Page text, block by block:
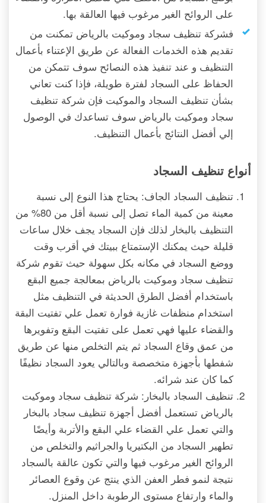
على الروائح الغير مرغوب فيها العالقة بها.
فشركة تنظيف سجاد وموكيت بالرياض تمكنت من
تقديم هذه الخدمات الفعالة عن طريق الإعتناء بأعمال
التنظيف و عند تنفيذ هذه النصائح سوف تتمكن من
الحفاظ على السجاد لفترة طويلة، فإذا كنت تعاني
بشأن تنظيف السجاد والموكيت فإن شركة تنظيف
سجاد وموكيت بالرياض سوف تساعدك في الوصول
إلي أفضل النتائج بأعمال التنظيف.
أنواع تنظيف السجاد
تنظيف السجاد الجاف: يحتاج هذا النوع إلى نسبة
معينة من كمية الماء تصل إلى نسبة أقل من 80% من
التنظيف بالبخار لذلك فإن السجاد يجف خلال ساعات
قليلة حيث يمكنك الإستمتاع ببيتك في أقرب وقت
ووضع السجاد في مكانه بكل سهولة حيث تقوم شركة
تنظيف سجاد وموكيت بالرياض بمعالجة جميع البقع
باستخدام أفضل الطرق الحديثة في التنظيف مثل
استخدام منظفات غازية فوارة تعمل علي تفتيت البقة
والقضاء عليها فهي تعمل على تفتيت البقع وتفويرها
من عمق وقاع السجاد ثم يتم التخلص منها عن طريق
شفطها بأجهزة متخصصة وبالتالي يعود السجاد نظيفًا
كما كان عند شرائه.
تنظيف السجاد بالبخار: شركة تنظيف سجاد وموكيت
بالرياض تستعمل أفضل أجهزة تنظيف سجاد بالبخار
والتي تعمل علي القضاء علي البقع والأتربة وأيضًا
تطهير السجاد من البكتيريا والجراثيم والتخلص من
الروائح الغير مرغوب فيها والتي تكون عالقة بالسجاد
نتيجة لنمو فطر العفن الذي ينتج عن وقوع العصائر
والماء وارتفاع مستوى الرطوبة داخل المنزل.